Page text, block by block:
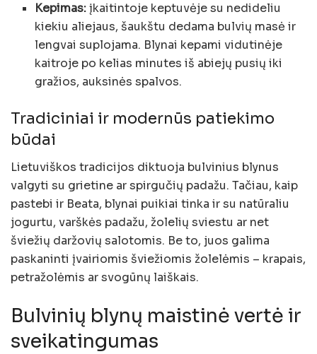
Kepimas:įkaitintoje keptuvėje su nedideliu
kiekiu aliejaus, šaukštu dedama bulvių masė ir
lengvai suplojama. Blynai kepami vidutinėje
kaitroje po kelias minutes iš abiejų pusių iki
gražios, auksinės spalvos.
Tradiciniai ir modernūs patiekimo
būdai
Lietuviškos tradicijos diktuoja bulvinius blynus
valgyti su grietine ar spirgučių padažu. Tačiau, kaip
pastebi ir Beata, blynai puikiai tinka ir su natūraliu
jogurtu, varškės padažu, žolelių sviestu ar net
šviežių daržovių salotomis. Be to, juos galima
paskaninti įvairiomis šviežiomis žolelėmis – krapais,
petražolėmis ar svogūnų laiškais.
Bulvinių blynų maistinė vertė ir
sveikatingumas